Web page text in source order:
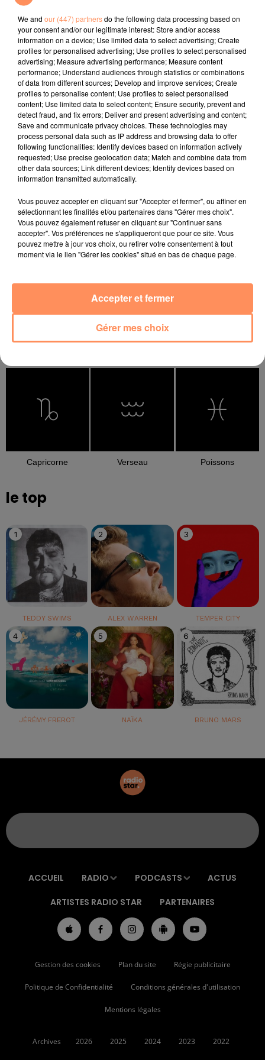
l'horoscope
Bélier Taureau Gémeaux
Vierge
Capricorne Verseau Poissons
le top
1
TEDDY SWIMS
2
ALEX WARREN
3
TEMPER CITY
4
JÉRÉMY FREROT
5
NAÏKA
6
BRUNO MARS
ACCUEIL RADIO PODCASTS ACTUS
ARTISTES RADIO STAR PARTENAIRES
Gestion des cookies Plan du site Régie publicitaire
Politique de Confidentialité Conditions générales d'utilisation
Mentions légales
Archives 2026 2025 2024 2023 2022
We and our (447) partnersdo the following data processing based on
your consent and/or our legitimate interest: Store and/or access
information on a device; Use limited data to select advertising; Create
profiles for personalised advertising; Use profiles to select personalised
advertising; Measure advertising performance; Measure content
performance; Understand audiences through statistics or combinations
of data from different sources; Develop and improve services; Create
profiles to personalise content; Use profiles to select personalised
content; Use limited data to select content; Ensure security, prevent and
detect fraud, and fix errors; Deliver and present advertising and content;
Save and communicate privacy choices. These technologies may
process personal data such as IP address and browsing data to offer
following functionalities: Identify devices based on information actively
requested; Use precise geolocation data; Match and combine data from
other data sources; Link different devices; Identify devices based on
information transmitted automatically.
Vous pouvez accepter en cliquant sur "Accepter et fermer", ou affiner en
sélectionnant les finalités et/ou partenaires dans "Gérer mes choix".
Vous pouvez également refuser en cliquant sur "Continuer sans
accepter". Vos préférences ne s'appliqueront que pour ce site. Vous
pouvez mettre à jour vos choix, ou retirer votre consentement à tout
moment via le lien "Gérer les cookies" situé en bas de chaque page.
Gérer mes choix
Accepter et fermer